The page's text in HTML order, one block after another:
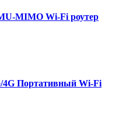
MIMO Wi-Fi роутер
4G Портативный Wi-Fi